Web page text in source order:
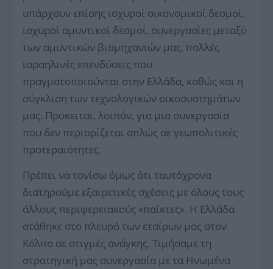
υπάρχουν επίσης ισχυροί οικονομικοί δεσμοί,
ισχυροί αμυντικοί δεσμοί, συνεργασίες μεταξύ
των αμυντικών βιομηχανιών μας, πολλές
ισραηλινές επενδύσεις που
πραγματοποιούνται στην Ελλάδα, καθώς και η
σύγκλιση των τεχνολογικών οικοσυστημάτων
μας. Πρόκειται, λοιπόν, για μια συνεργασία
που δεν περιορίζεται απλώς σε γεωπολιτικές
προτεραιότητες.
Πρέπει να τονίσω όμως ότι ταυτόχρονα
διατηρούμε εξαιρετικές σχέσεις με όλους τους
άλλους περιφερειακούς «παίκτες». Η Ελλάδα
στάθηκε στο πλευρό των εταίρων μας στον
Κόλπο σε στιγμές ανάγκης. Τιμήσαμε τη
στρατηγική μας συνεργασία με τα Ηνωμένα